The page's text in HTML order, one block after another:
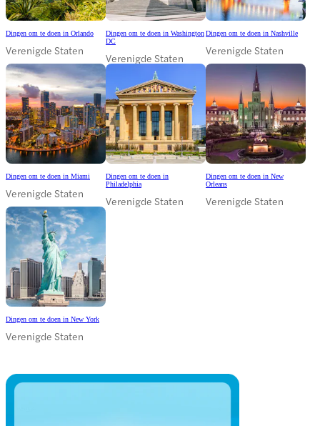
Dingen om te doen in Orlando
Verenigde Staten
Dingen om te doen in Washington
DC
Verenigde Staten
Dingen om te doen in Nashville
Verenigde Staten
Dingen om te doen in Miami
Verenigde Staten
Dingen om te doen in
Philadelphia
Verenigde Staten
Dingen om te doen in New
Orleans
Verenigde Staten
Dingen om te doen in New York
Verenigde Staten